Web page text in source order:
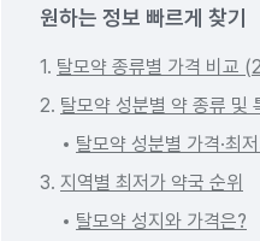
원하는 정보 빠르게 찾기
1. 탈모약 종류별 가격 비교
2. 탈모약 성분별 약 종류 및
탈모약 성분별 가격·최
3. 지역별 최저가 약국 순위
탈모약 성지와 가격은?